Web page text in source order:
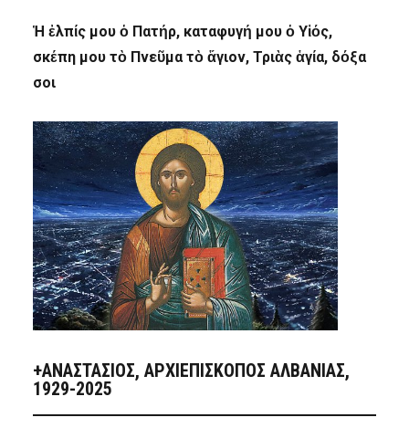
Ἡ ἐλπίς μου ὁ Πατήρ, καταφυγή μου ὁ Υἱός,
σκέπη μου τὸ Πνεῦμα τὸ ἅγιον, Τριὰς ἁγία, δόξα
σοι
+ΑΝΑΣΤΆΣΙΟΣ, ΑΡΧΙΕΠΊΣΚΟΠΟΣ ΑΛΒΑΝΊΑΣ,
1929-2025